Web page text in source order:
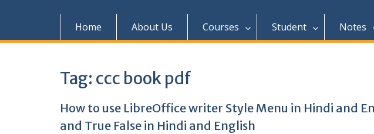
Home About Us Courses Student Notes
Tag: ccc book pdf
How to use LibreOffice writer Style Menu in Hindi and
and True False in Hindi and English